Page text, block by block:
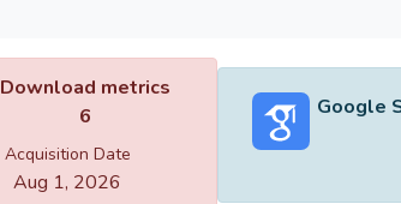
Download metrics
6
Acquisition Date
Aug 1, 2026
Google